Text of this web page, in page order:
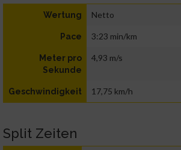
Wertung Netto
Pace 3:23 min/km
Meter pro
Sekunde
4,93 m/s
Geschwindigkeit 17,75 km/h
Split Zeiten